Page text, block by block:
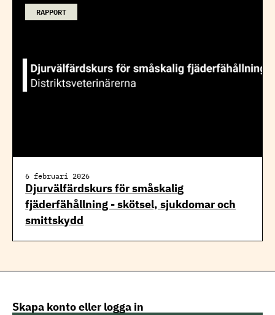
RAPPORT
6 februari 2026
Djurvälfärdskurs för småskalig
fjäderfähållning - skötsel, sjukdomar och
smittskydd
Skapa konto eller logga in